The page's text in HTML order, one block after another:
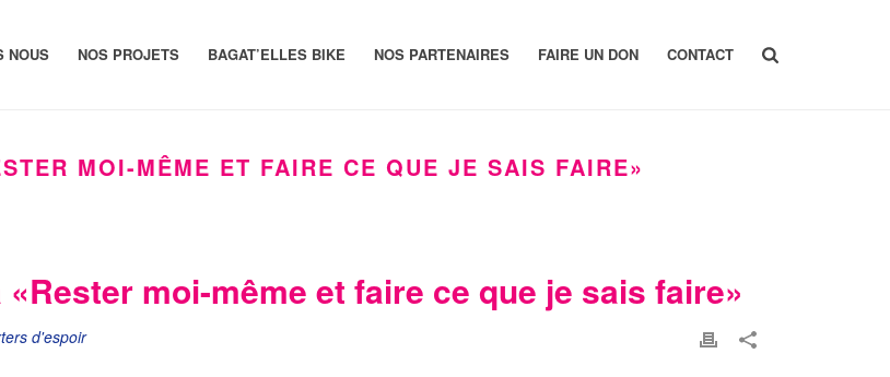
NOUS NOS PROJETS BAGAT’ELLES BIKE NOS PARTENAIRES FAIRE UN DON CONTACT
MOI-MÊME ET FAIRE CE QUE JE SAIS FAIRE»
moi-même et faire ce que je sais faire»
d'espoir